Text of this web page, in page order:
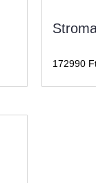
172990